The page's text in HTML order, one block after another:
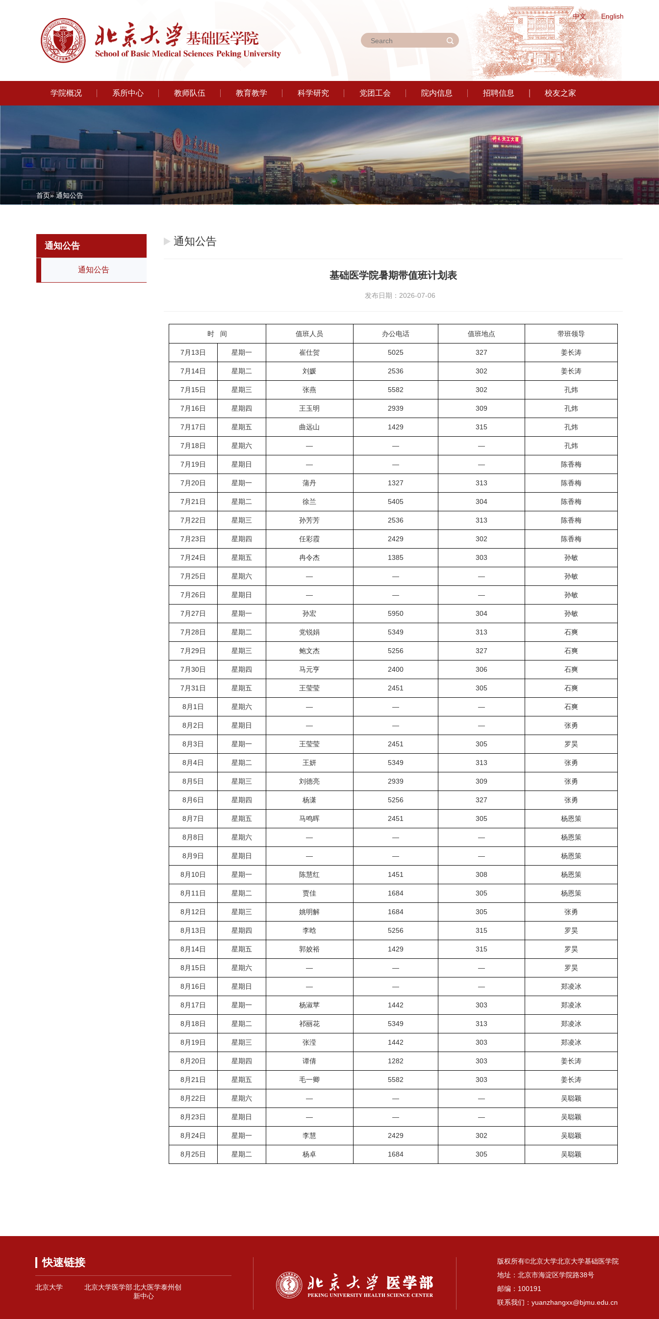
中文 English
学院概况 系所中心 教师队伍 教育教学 科学研究 党团工会 院内信息 招聘信息 校友之家
首页» 通知公告
通知公告
通知公告
通知公告
基础医学院暑期带值班计划表
发布日期：2026-07-06
时 间 值班人员 办公电话 值班地点 带班领导
7月13日 星期一 崔仕贺 5025 327 姜长涛
7月14日 星期二 刘媛 2536 302 姜长涛
7月15日 星期三 张燕 5582 302 孔炜
7月16日 星期四 王玉明 2939 309 孔炜
7月17日 星期五 曲远山 1429 315 孔炜
7月18日 星期六 — — — 孔炜
7月19日 星期日 — — — 陈香梅
7月20日 星期一 蒲丹 1327 313 陈香梅
7月21日 星期二 徐兰 5405 304 陈香梅
7月22日 星期三 孙芳芳 2536 313 陈香梅
7月23日 星期四 任彩霞 2429 302 陈香梅
7月24日 星期五 冉令杰 1385 303 孙敏
7月25日 星期六 — — — 孙敏
7月26日 星期日 — — — 孙敏
7月27日 星期一 孙宏 5950 304 孙敏
7月28日 星期二 党锐娟 5349 313 石爽
7月29日 星期三 鲍文杰 5256 327 石爽
7月30日 星期四 马元亨 2400 306 石爽
7月31日 星期五 王莹莹 2451 305 石爽
8月1日 星期六 — — — 石爽
8月2日 星期日 — — — 张勇
8月3日 星期一 王莹莹 2451 305 罗昊
8月4日 星期二 王妍 5349 313 张勇
8月5日 星期三 刘德亮 2939 309 张勇
8月6日 星期四 杨潇 5256 327 张勇
8月7日 星期五 马鸣晖 2451 305 杨恩策
8月8日 星期六 — — — 杨恩策
8月9日 星期日 — — — 杨恩策
8月10日 星期一 陈慧红 1451 308 杨恩策
8月11日 星期二 贾佳 1684 305 杨恩策
8月12日 星期三 姚明解 1684 305 张勇
8月13日 星期四 李晗 5256 315 罗昊
8月14日 星期五 郭姣裕 1429 315 罗昊
8月15日 星期六 — — — 罗昊
8月16日 星期日 — — — 郑凌冰
8月17日 星期一 杨淑苹 1442 303 郑凌冰
8月18日 星期二 祁丽花 5349 313 郑凌冰
8月19日 星期三 张滢 1442 303 郑凌冰
8月20日 星期四 谭倩 1282 303 姜长涛
8月21日 星期五 毛一卿 5582 303 姜长涛
8月22日 星期六 — — — 吴聪颖
8月23日 星期日 — — — 吴聪颖
8月24日 星期一 李慧 2429 302 吴聪颖
8月25日 星期二 杨卓 1684 305 吴聪颖
快速链接
北京大学 北京大学医学部北大医学泰州创
新中心
版权所有©北京大学北京大学基础医学院
地址：北京市海淀区学院路38号
邮编：100191
联系我们：yuanzhangxx@bjmu.edu.cn